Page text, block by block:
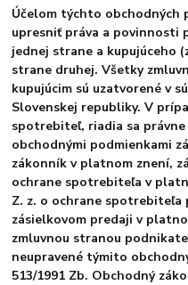
Účelom týchto obchodných
upresniť práva a povinnosti
jednej strane a kupujúceho
strane druhej. Všetky
kupujúcim sú uzatvorené v
Slovenskej republiky. V
spotrebiteľ, riadia sa
obchodnými podmienkami
zákonník v platnom znení,
ochrane spotrebiteľa v
Z. z. o ochrane spotrebiteľa
zásielkovom predaji v
zmluvnou stranou
neupravené týmito
513/1991 Zb. Obchodný